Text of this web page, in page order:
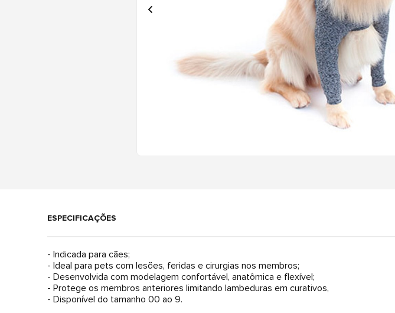
ESPECIFICAÇÕES
- Indicada para cães;
- Ideal para pets com lesões, feridas e cirurgias nos membros;
- Desenvolvida com modelagem confortável, anatômica e flexível;
- Protege os membros anteriores limitando lambeduras em curativos,
- Disponível do tamanho 00 ao 9.